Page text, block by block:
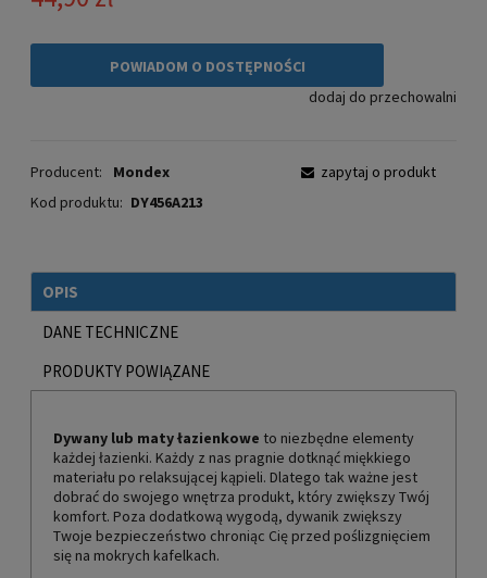
POWIADOM O DOSTĘPNOŚCI
dodaj do przechowalni
Producent:
Mondex
Kod produktu: DY456A213
zapytaj o produkt
OPIS
DANE TECHNICZNE
PRODUKTY POWIĄZANE
Dywany lub maty łazienkowe to niezbędne elementy
każdej łazienki. Każdy z nas pragnie dotknąć miękkiego
materiału po relaksującej kąpieli. Dlatego tak ważne jest
dobrać do swojego wnętrza produkt, który zwiększy Twój
komfort. Poza dodatkową wygodą, dywanik zwiększy
Twoje bezpieczeństwo chroniąc Cię przed poślizgnięciem
się na mokrych kafelkach.